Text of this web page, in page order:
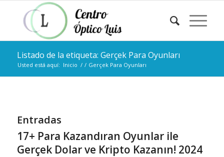
Listado de la etiqueta: Gerçek Para Oyunları
Usted está aquí: Inicio / / Gerçek Para Oyunları
Entradas
17+ Para Kazandıran Oyunlar ile
Gerçek Dolar ve Kripto Kazanın! 2024